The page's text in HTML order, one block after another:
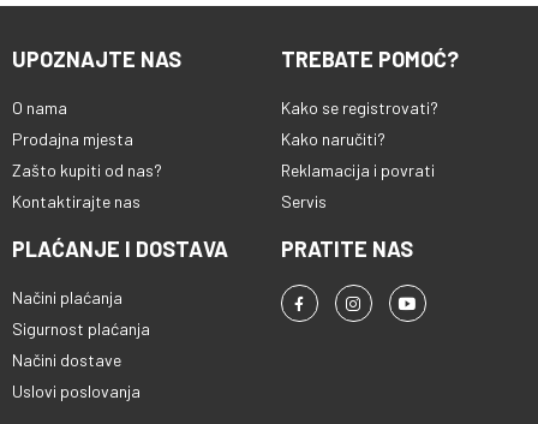
UPOZNAJTE NAS
O nama
Prodajna mjesta
Zašto kupiti od nas?
Kontaktirajte nas
TREBATE POMOĆ?
Kako se registrovati?
Kako naručiti?
Reklamacija i povrati
Servis
PLAĆANJE I DOSTAVA
Načini plaćanja
Sigurnost plaćanja
Načini dostave
Uslovi poslovanja
PRATITE NAS